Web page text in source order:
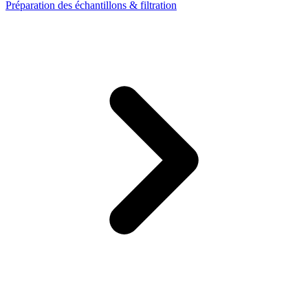
Préparation des échantillons & filtration